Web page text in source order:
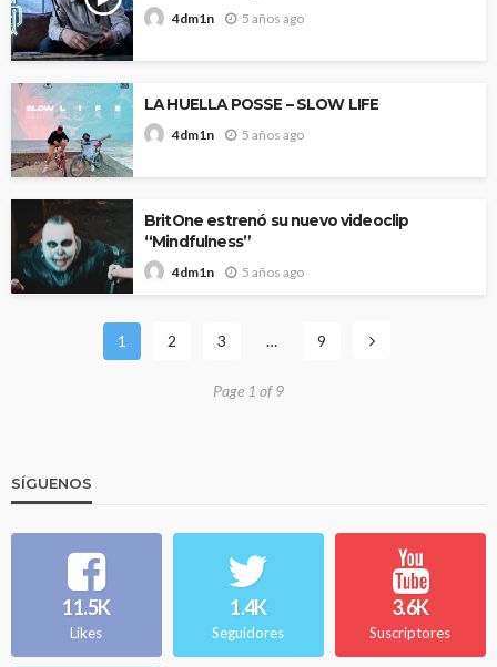
4dm1n 5 años ago
LA HUELLA POSSE – SLOW LIFE
4dm1n 5 años ago
BritOne estrenó su nuevo videoclip
“Mindfulness”
4dm1n 5 años ago
1 2 3 … 9
Page 1 of 9
SÍGUENOS
11.5K
Likes
1.4K
Seguidores
3.6K
Suscriptores